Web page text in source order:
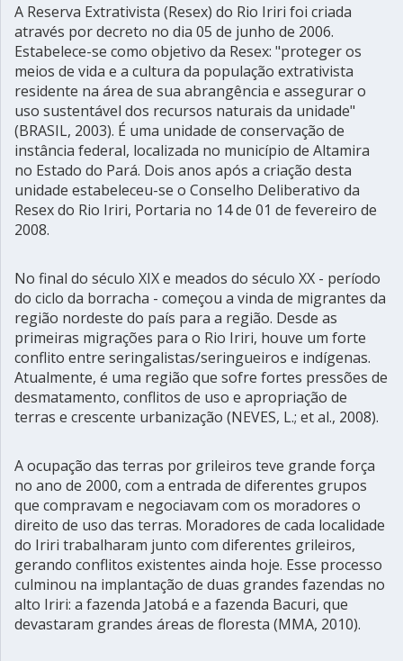
A Reserva Extrativista (Resex) do Rio Iriri foi criada
através por decreto no dia 05 de junho de 2006.
Estabelece-se como objetivo da Resex: "proteger os
meios de vida e a cultura da população extrativista
residente na área de sua abrangência e assegurar o
uso sustentável dos recursos naturais da unidade"
(BRASIL, 2003). É uma unidade de conservação de
instância federal, localizada no município de Altamira
no Estado do Pará. Dois anos após a criação desta
unidade estabeleceu-se o Conselho Deliberativo da
Resex do Rio Iriri, Portaria no 14 de 01 de fevereiro de
2008.
No final do século XIX e meados do século XX - período
do ciclo da borracha - começou a vinda de migrantes da
região nordeste do país para a região. Desde as
primeiras migrações para o Rio Iriri, houve um forte
conflito entre seringalistas/seringueiros e indígenas.
Atualmente, é uma região que sofre fortes pressões de
desmatamento, conflitos de uso e apropriação de
terras e crescente urbanização (NEVES, L.; et al., 2008).
A ocupação das terras por grileiros teve grande força
no ano de 2000, com a entrada de diferentes grupos
que compravam e negociavam com os moradores o
direito de uso das terras. Moradores de cada localidade
do Iriri trabalharam junto com diferentes grileiros,
gerando conflitos existentes ainda hoje. Esse processo
culminou na implantação de duas grandes fazendas no
alto Iriri: a fazenda Jatobá e a fazenda Bacuri, que
devastaram grandes áreas de floresta (MMA, 2010).